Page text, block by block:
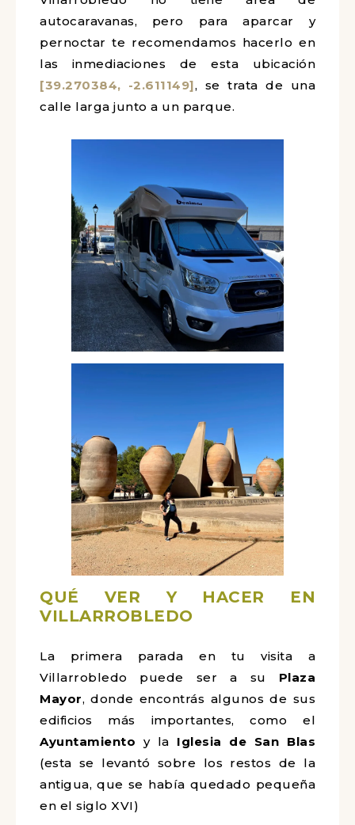
autocaravanas, pero para aparcar y
pernoctar te recomendamos hacerlo en
las inmediaciones de esta ubicación
[39.270384, -2.611149], se trata de una
calle larga junto a un parque.
QUÉ VER Y HACER EN
VILLARROBLEDO
La primera parada en tu visita a
Villarrobledo puede ser a su Plaza
Mayor, donde encontrás algunos de sus
edificios más importantes, como el
Ayuntamiento y la Iglesia de San Blas
(esta se levantó sobre los restos de la
antigua, que se había quedado pequeña
en el siglo XVI)